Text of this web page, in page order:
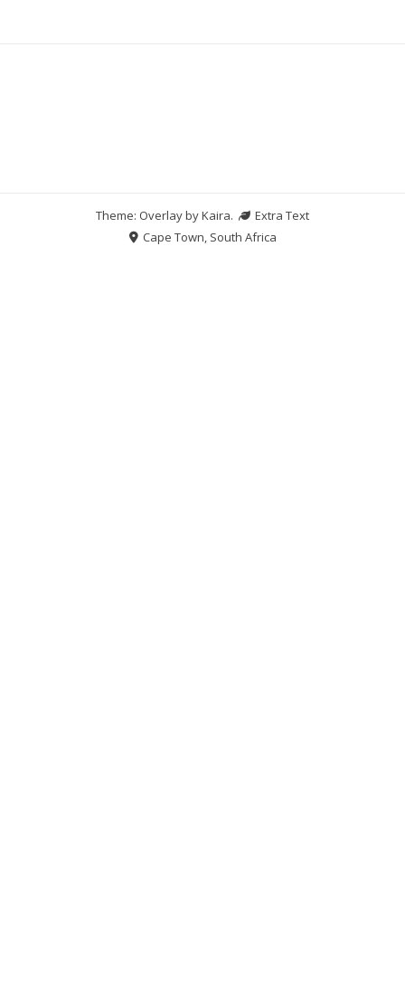
Theme: Overlay byKaira.
Extra Text
Cape Town, South Africa